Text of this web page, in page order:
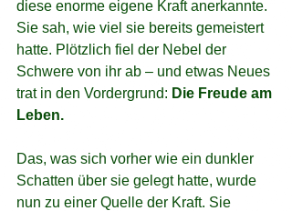
diese enorme eigene Kraft anerkannte.
Sie sah, wie viel sie bereits gemeistert
hatte. Plötzlich fiel der Nebel der
Schwere von ihr ab – und etwas Neues
trat in den Vordergrund: Die Freude am
Leben.
Das, was sich vorher wie ein dunkler
Schatten über sie gelegt hatte, wurde
nun zu einer Quelle der Kraft. Sie